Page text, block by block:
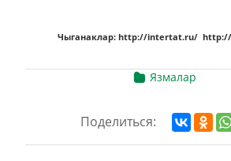
Чыганаклар: http://intertat.ru/
Язмалар
Поделиться: